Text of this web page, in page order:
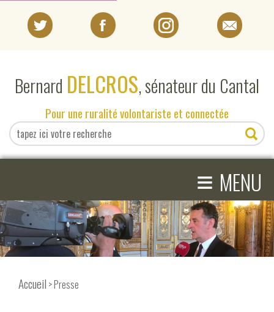
Bernard DELCROS, sénateur du Cantal
Pour une ruralité volontariste et connectée
≡ MENU
EN DIRECT DU SÉNAT
EN DIRECT DU CANTAL
COMPRENDRE LE SÉNAT
Accueil > Presse